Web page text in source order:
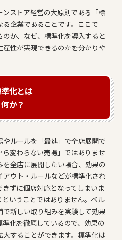
ストア経営の大原則である「標
企業であることです。ここで
か、なぜ、標準化を導入すると
性が実現できるのかを分かりや
化とは
何か？
ルールを「最速」で全店展開で
変わらない売場」ではありませ
全店に展開したい場合、効果の
アウト・ルールなどが標準化され
ずに個店対応となってしまいま
いうことではありません。ベル
新しい取り組みを実験して効果
化を徹底しているので、効果の
大することができます。標準化は